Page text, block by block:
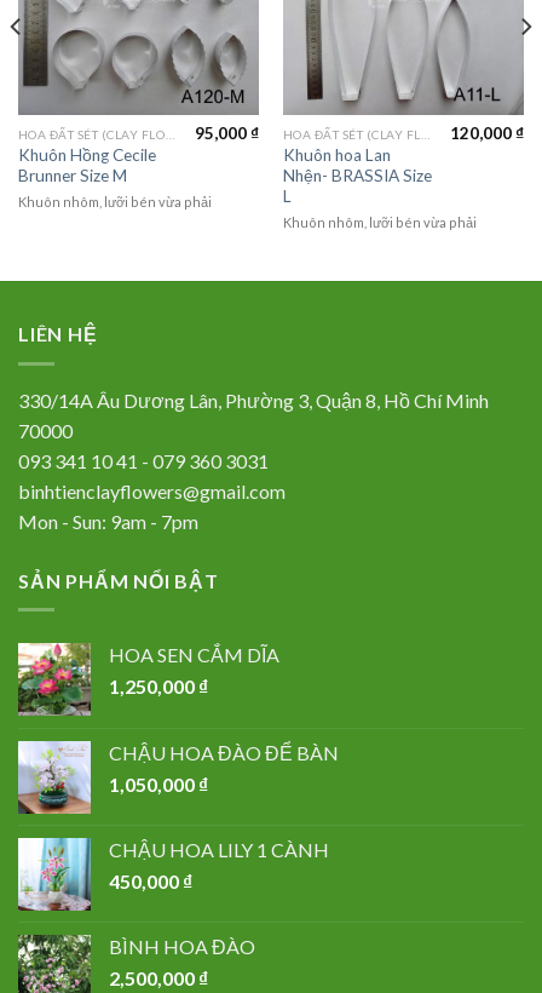
Khuôn Hồng Cecile
Brunner Size M
95,000₫
Khuôn nhôm, lưỡi bén vừa phải
Khuôn hoa Lan
Nhện- BRASSIA Size
L
120,000₫
Khuôn nhôm, lưỡi bén vừa phải
LIÊN HỆ
330/14A Âu Dương Lân, Phường 3, Quận 8, Hồ Chí Minh
70000
093 341 10 41 - 079 360 3031
binhtienclayflowers@gmail.com
Mon - Sun: 9am - 7pm
SẢN PHẨM NỔI BẬT
HOA SEN CẮM DĨA
1,250,000 ₫
CHẬU HOA ĐÀO ĐỂ BÀN
1,050,000 ₫
CHẬU HOA LILY 1 CÀNH
450,000 ₫
BÌNH HOA ĐÀO
2,500,000 ₫